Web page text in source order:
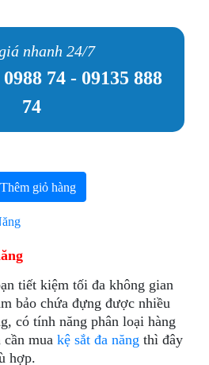
nhanh 24/7
0988 74 - 09135 888
74
Thêm giỏ hàng
tiết kiệm tối đa không gian
bảo chứa đựng được nhiều
có tính năng phân loại hàng
cần muakệ sắt đa năng thì đây
hợp.